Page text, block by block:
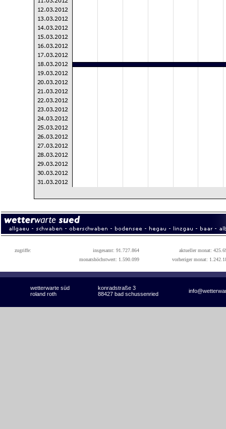
zugriffe: insgesamt: 91.727.864
aktueller monat:
monatshöchstwert: 1.590.099
vorheriger monat:
wetterwarte süd konradstraße 3
roland roth 88427 bad schussenried